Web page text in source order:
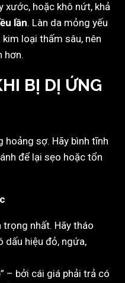
xước, hoặc khô nứt, khả
lần. Làn da mỏng yếu
kim loại thấm sâu, nên
hơn.
BỊ DỊ ỨNG
hoảng sợ. Hãy bình tĩnh
để lại sẹo hoặc tổn
nhất. Hãy tháo
dấu hiệu đỏ, ngứa,
– bởi cái giá phải trả có